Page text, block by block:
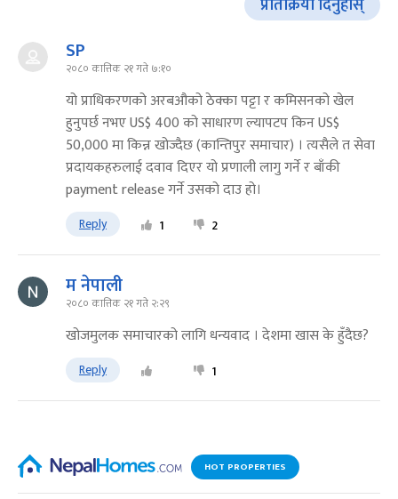
SP
२०८० कात्तिक २१ गते ७:१०
यो प्राधिकरणको अरबऔको ठेक्का प‍ट्टा र कमिसनको खेल
हुनुपर्छ नभए US$ 400 को साधारण ल्यापटप किन US$
50,000 मा किन्न खोज्दैछ (कान्तिपुर समाचार) । त्यसैले त सेवा
प्रदायकहरुलाई दवाव दिएर यो प्रणाली लागु गर्ने र बाँकी
payment release गर्ने उसको दाउ हो।
Reply 1 2
म नेपाली
२०८० कात्तिक २१ गते २:२९
खोजमुलक समाचारको लागि धन्यवाद । देशमा खास के हुँदैछ?
Reply 1
HOT PROPERTIES